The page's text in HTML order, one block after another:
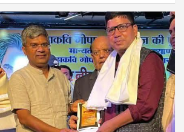
itt
er
k
e
dI
n
ai
l
ar
e